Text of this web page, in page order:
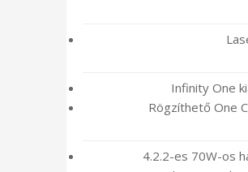
Infinity One
Rögzíthető One
4.2.2-es 70W-os